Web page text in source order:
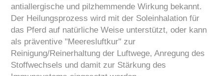
antiallergische und pilzhemmende Wirkung bekannt.
Der Heilungsprozess wird mit der Soleinhalation für
das Pferd auf natürliche Weise unterstützt, oder kann
als präventive "Meeresluftkur" zur
Reinigung/Reinerhaltung der Luftwege, Anregung des
Stoffwechsels und damit zur Stärkung des